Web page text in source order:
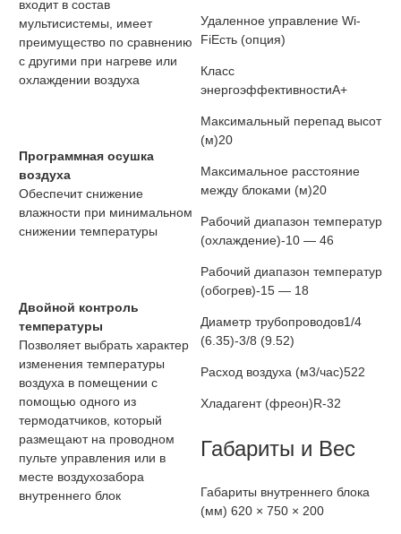
входит в состав
мультисистемы, имеет
преимущество по сравнению
с другими при нагреве или
охлаждении воздуха
Программная осушка
воздуха
Обеспечит снижение
влажности при минимальном
снижении температуры
Двойной контроль
температуры
Позволяет выбрать характер
изменения температуры
воздуха в помещении с
помощью одного из
термодатчиков, который
размещают на проводном
пульте управления или в
месте воздухозабора
внутреннего блок
Удаленное управление Wi-
FiЕсть (опция)
Класс
энергоэффективностиA+
Максимальный перепад высот
(м)20
Максимальное расстояние
между блоками (м)20
Рабочий диапазон температур
(охлаждение)-10 — 46
Рабочий диапазон температур
(обогрев)-15 — 18
Диаметр трубопроводов1/4
(6.35)-3/8 (9.52)
Расход воздуха (м3/час)522
Хладагент (фреон)R-32
Габариты и Вес
Габариты внутреннего блока
(мм) 620 × 750 × 200